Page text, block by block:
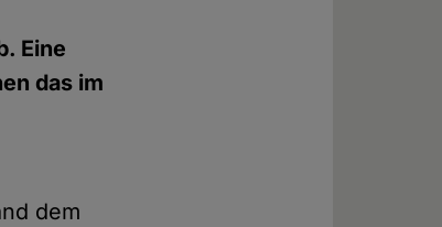
Eine
das im
dem